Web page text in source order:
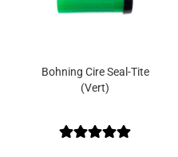
Bohning Cire Seal-Tite
(Vert)